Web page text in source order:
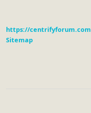
https://centrifyforum.com
Sitemap